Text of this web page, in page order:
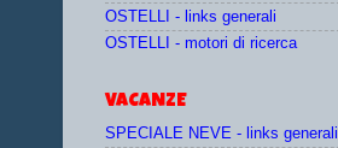
OSTELLI - links generali
OSTELLI - motori di ricerca
VACANZE
SPECIALE NEVE - links generali